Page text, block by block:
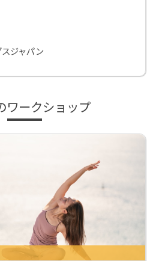
ジャパン
ワークショップ